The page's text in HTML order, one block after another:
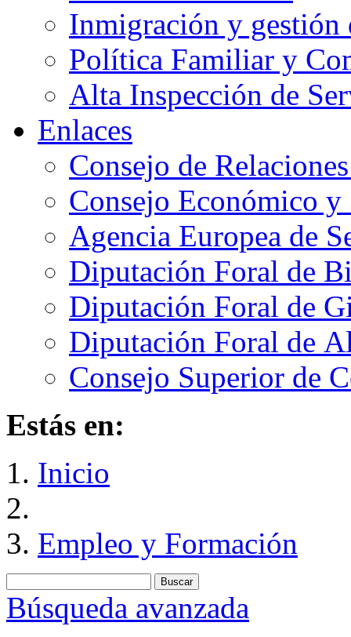
Inmigración y gestión
Política Familiar y
Alta Inspección de
Enlaces
Consejo de
Consejo Económico y
Agencia Europea de
Diputación Foral de
Diputación Foral de
Diputación Foral de
Consejo Superior de
Estás en:
Inicio
Empleo y Formación
Búsqueda avanzada